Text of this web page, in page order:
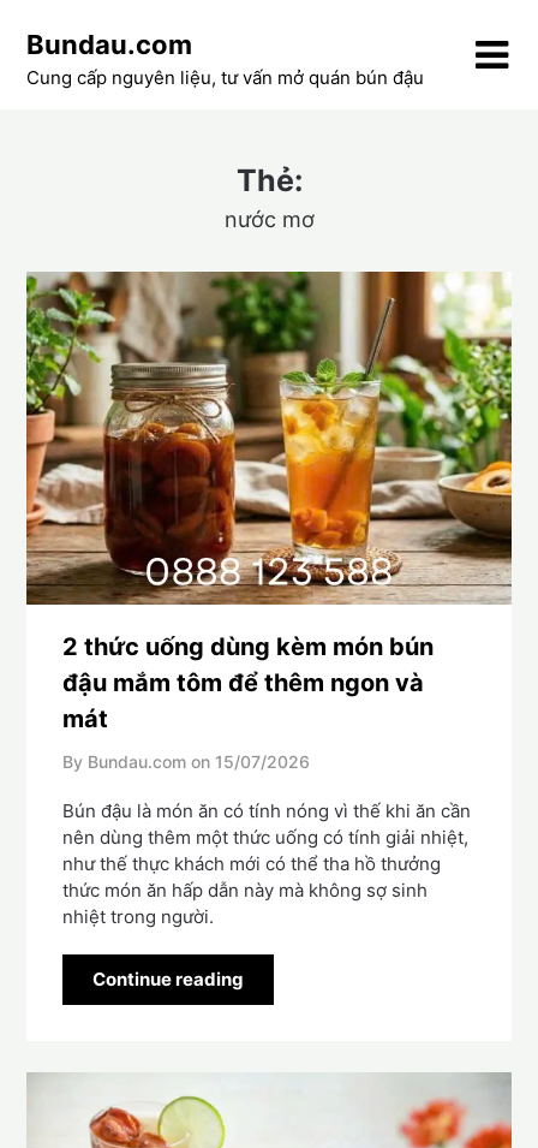
content
Bundau.com
Cung cấp nguyên liệu, tư vấn mở quán bún đậu
Thẻ:
nước mơ
2 thức uống dùng kèm món bún
đậu mắm tôm để thêm ngon và
mát
By Bundau.com on 15/07/2026
Bún đậu là món ăn có tính nóng vì thế khi ăn cần
nên dùng thêm một thức uống có tính giải nhiệt,
như thế thực khách mới có thể tha hồ thưởng
thức món ăn hấp dẫn này mà không sợ sinh
nhiệt trong người.
Continue reading